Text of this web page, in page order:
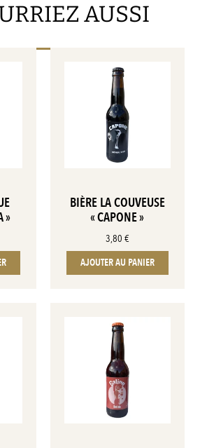
AUSSI
»
BIÈRE LA COUVEUSE
« CAPONE »
3,80 €
AJOUTER AU PANIER